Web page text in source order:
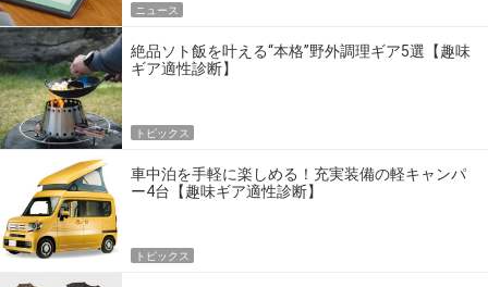
ニュース
絶品ソト飯を叶える“本格”野外調理ギア5選【趣味
ギア適性診断】
トピックス
車中泊を手軽に楽しめる！充実装備の軽キャンパ
ー4台【趣味ギア適性診断】
トピックス